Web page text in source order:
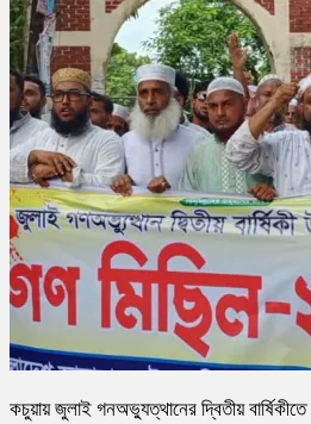
কচুয়ায় জুলাই গনঅভ্যুত্থানের দ্বিতীয়